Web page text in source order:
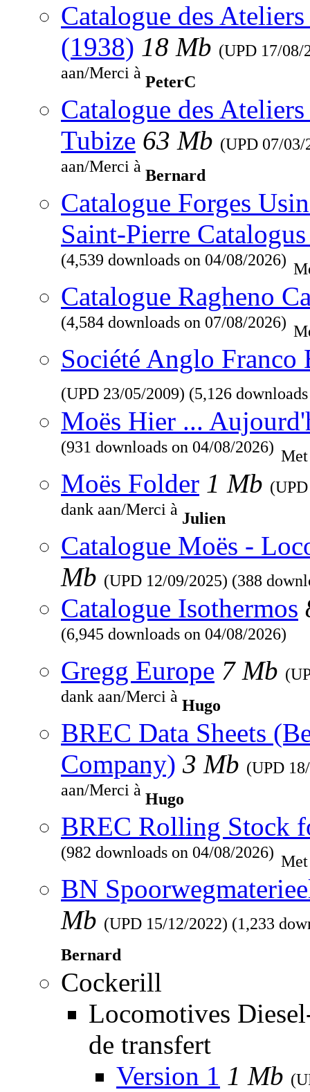
Catalogue des
(1938) 18 Mb (UPD 17/08/
aan/Merci à PeterC
Catalogue des
Tubize 63 Mb (UPD 07/03/
aan/Merci à Bernard
Catalogue Forges
Saint-Pierre
(4,539 downloads on 04/08/2026)
Catalogue Ragheno
(4,584 downloads on 07/08/2026)
Société Anglo
(UPD 23/05/2009) (5,126
Moës Hier ...
(931 downloads on 04/08/2026)
Moës Folder 1 Mb
dank aan/Merci à Julien
Catalogue Moës -
Mb (UPD 12/09/2025) (388
Catalogue Isothermos
(6,945 downloads on 04/08/2026)
Gregg Europe 7 Mb
dank aan/Merci à Hugo
BREC Data Sheets
Company) 3 Mb (UPD
aan/Merci à Hugo
BREC Rolling Stock
(982 downloads on 04/08/2026)
BN
Mb (UPD 15/12/2022) (1,233
Bernard
Cockerill
Locomotives
de transfert
Version 1 1 Mb